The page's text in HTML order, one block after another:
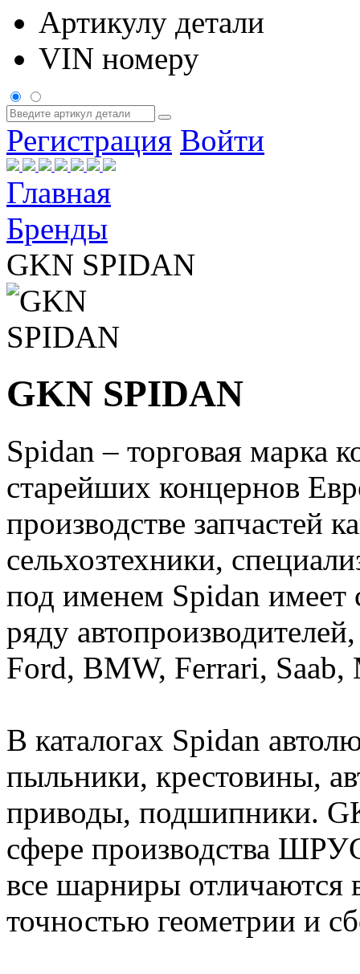
Артикулу детали
VIN номеру
Регистрация Войти
Главная
Бренды
GKN SPIDAN
GKN SPIDAN
Spidan – торговая марка
старейших концернов
производстве запчастей
сельхозтехники,
под именем Spidan имеет
ряду
Ford, BMW, Ferrari,
В каталогах Spidan
пыльники, крестовины,
приводы, подшипники.
сфере производства
все шарниры отличаются
точностью геометрии и